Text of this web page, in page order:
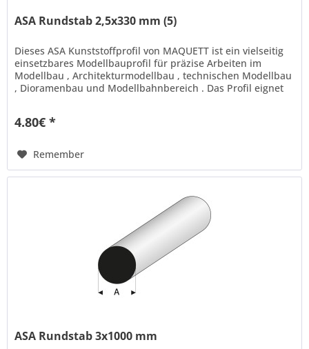
ASA Rundstab 2,5x330 mm (5)
Dieses ASA Kunststoffprofil von MAQUETT ist ein vielseitig
einsetzbares Modellbauprofil für präzise Arbeiten im
Modellbau , Architekturmodellbau , technischen Modellbau
, Dioramenbau und Modellbahnbereich . Das Profil eignet
4.80€ *
Remember
ASA Rundstab 3x1000 mm